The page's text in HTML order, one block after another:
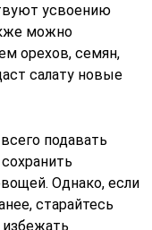
усвоению
можно
орехов, семян,
салату новые
подавать
Однако, если
старайтесь
избежать